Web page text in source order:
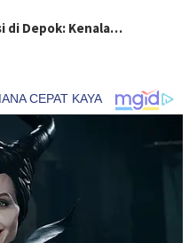
di Depok: Kenala…